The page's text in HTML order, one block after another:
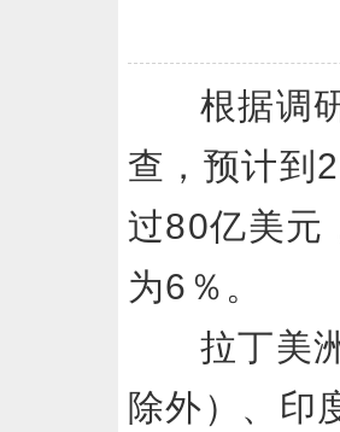
根据调
查，预计到
过80亿美元
为6％。
拉丁美
除外）、印